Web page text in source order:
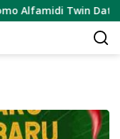
Alfamidi Twin Date